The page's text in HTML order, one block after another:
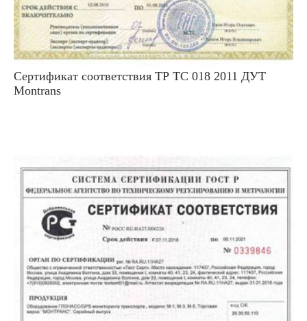
Сертификат соответствия ТР ТС 018 2011 ДУТ
Montrans